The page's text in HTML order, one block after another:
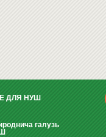
ДЛЯ НУШ
галузь